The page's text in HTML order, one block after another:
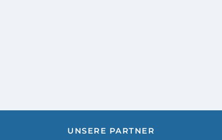
UNSERE PARTNER